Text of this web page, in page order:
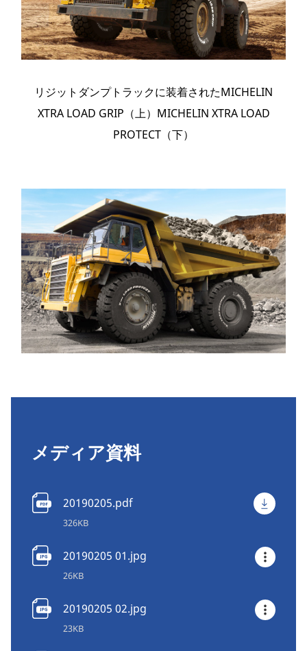
リジットダンプトラックに装着されたMICHELIN
XTRA LOAD GRIP（上）MICHELIN XTRA LOAD
PROTECT（下）
メディア資料
20190205.pdf
326KB
20190205 01.jpg
26KB
20190205 02.jpg
23KB